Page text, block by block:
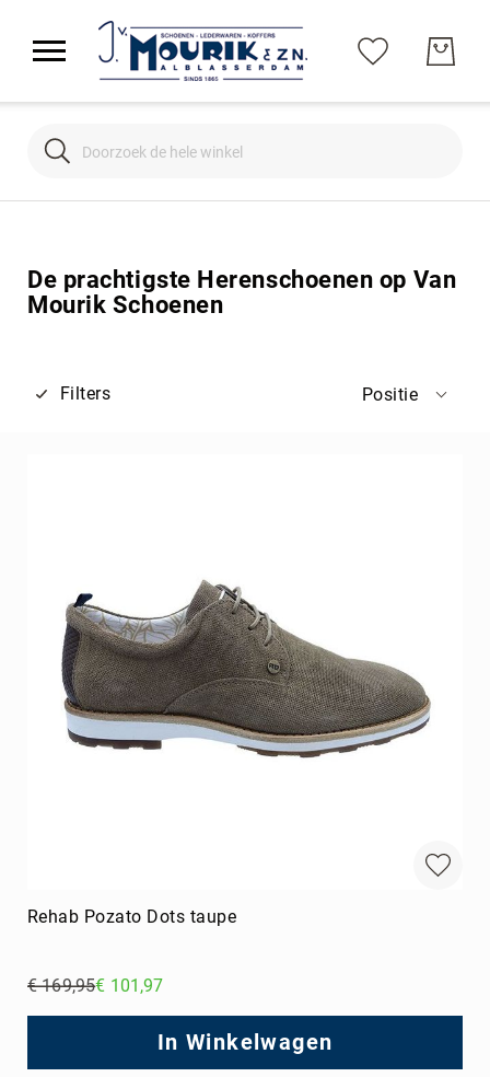
Search
De prachtigste Herenschoenen op Van
Mourik Schoenen
Filters Positie
Rehab Pozato Dots taupe
€ 169,95€ 101,97
In Winkelwagen